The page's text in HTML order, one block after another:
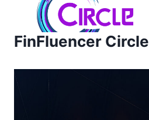
springen
FinFluencer Circle